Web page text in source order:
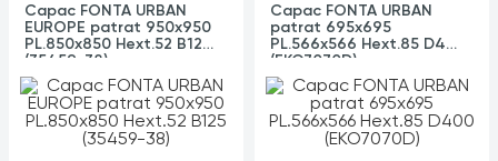
Capac FONTA URBAN
EUROPE patrat 950x950
PL.850x850 Hext.52 B125
(35459-38)
Capac FONTA URBAN
patrat 695x695
PL.566x566 Hext.85 D400
(EKO7070D)